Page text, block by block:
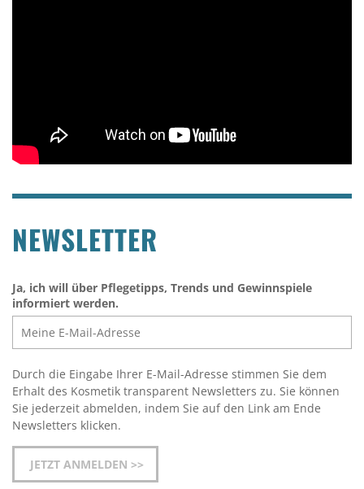
NEWSLETTER
Ja, ich will über Pflegetipps, Trends und Gewinnspiele
informiert werden.
Durch die Eingabe Ihrer E-Mail-Adresse stimmen Sie dem
Erhalt des Kosmetik transparent Newsletters zu. Sie können
Sie jederzeit abmelden, indem Sie auf den Link am Ende
Newsletters klicken.